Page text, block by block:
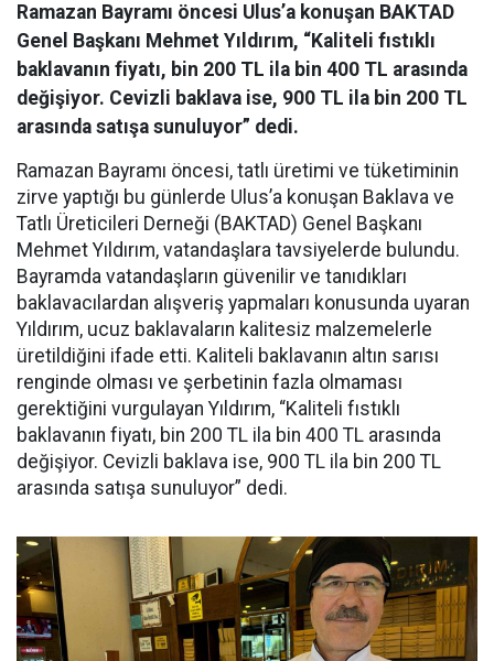
Ramazan Bayramı öncesi Ulus’a konuşan BAKTAD
Genel Başkanı Mehmet Yıldırım, “Kaliteli fıstıklı
baklavanın fiyatı, bin 200 TL ila bin 400 TL arasında
değişiyor. Cevizli baklava ise, 900 TL ila bin 200 TL
arasında satışa sunuluyor” dedi.
Ramazan Bayramı öncesi, tatlı üretimi ve tüketiminin
zirve yaptığı bu günlerde Ulus’a konuşan Baklava ve
Tatlı Üreticileri Derneği (BAKTAD) Genel Başkanı
Mehmet Yıldırım, vatandaşlara tavsiyelerde bulundu.
Bayramda vatandaşların güvenilir ve tanıdıkları
baklavacılardan alışveriş yapmaları konusunda uyaran
Yıldırım, ucuz baklavaların kalitesiz malzemelerle
üretildiğini ifade etti. Kaliteli baklavanın altın sarısı
renginde olması ve şerbetinin fazla olmaması
gerektiğini vurgulayan Yıldırım, “Kaliteli fıstıklı
baklavanın fiyatı, bin 200 TL ila bin 400 TL arasında
değişiyor. Cevizli baklava ise, 900 TL ila bin 200 TL
arasında satışa sunuluyor” dedi.